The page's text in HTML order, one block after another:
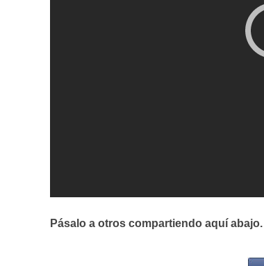
Pásalo a otros compartiendo aquí abajo.